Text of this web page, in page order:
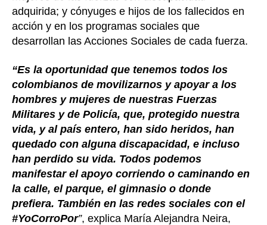
adquirida; y cónyuges e hijos de los fallecidos en
acción y en los programas sociales que
desarrollan las Acciones Sociales de cada fuerza.
“Es la oportunidad que tenemos todos los
colombianos de movilizarnos y apoyar a los
hombres y mujeres de nuestras Fuerzas
Militares y de Policía, que, protegido nuestra
vida, y al país entero, han sido heridos, han
quedado con alguna discapacidad, e incluso
han perdido su vida. Todos podemos
manifestar el apoyo corriendo o caminando en
la calle, el parque, el gimnasio o donde
prefiera. También en las redes sociales con el
#YoCorroPor”, explica María Alejandra Neira,